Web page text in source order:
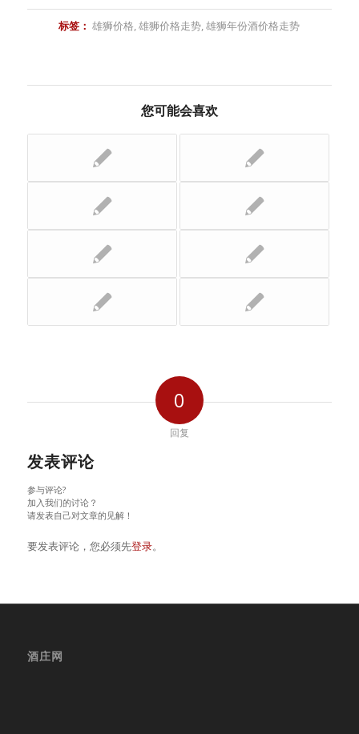
标签： 雄狮价格,雄狮价格走势,雄狮年份酒价格走势
您可能会喜欢
0
回复
发表评论
参与评论?
加入我们的讨论？
请发表自己对文章的见解！
要发表评论，您必须先登录。
酒庄网